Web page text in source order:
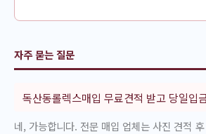
자주 묻는 질문
독산동롤렉스매입 무료견적 받고 당일입
네, 가능합니다. 전문 매입 업체는 사진 견적